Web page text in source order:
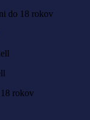
do 18 rokov
rokov